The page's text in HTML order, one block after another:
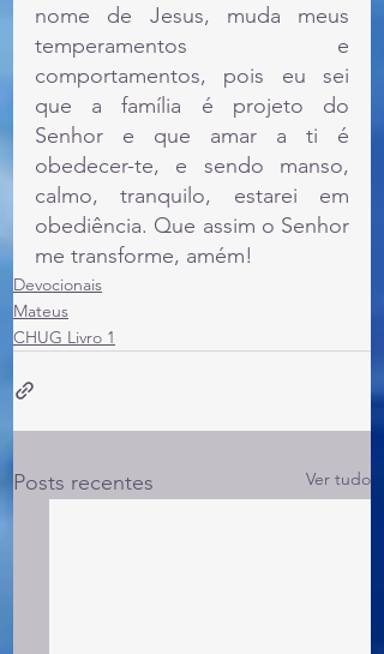
nome de Jesus, muda meus
temperamentos e
comportamentos, pois eu sei
que a família é projeto do
Senhor e que amar a ti é
obedecer-te, e sendo manso,
calmo, tranquilo, estarei em
obediência. Que assim o Senhor
me transforme, amém!
Devocionais
Mateus
CHUG Livro 1
Posts recentes Ver tudo